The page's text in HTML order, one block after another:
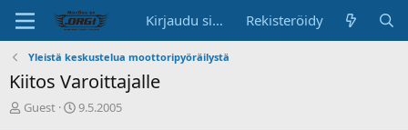
Kirjaudu sisään Rekisteröidy
Yleistä keskustelua moottoripyöräilystä
Kiitos Varoittajalle
K
Guest
A
9.5.2005